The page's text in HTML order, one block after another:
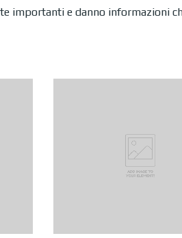
importanti e danno informazioni